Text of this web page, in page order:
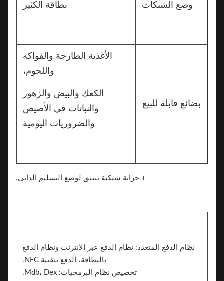
وضع الشبكات بطاقة الكثير
بضائع قابلة للبيع
الأغذية الطازجة والفواكه
واللحوم،
الكعك والبيض والزهور
والنباتات في الأصيص
والضروريات اليومية
+ خزانة شبكية تنبثق لوضع التسليم الذاتي.
نظام الدفع المتعدد: نظام الدفع عبر الإنترنت ونظام الدفع
بالبطاقة، الدفع بتقنية NFC.
تخصيص نظام البرمجيات: Mdb، Dex.